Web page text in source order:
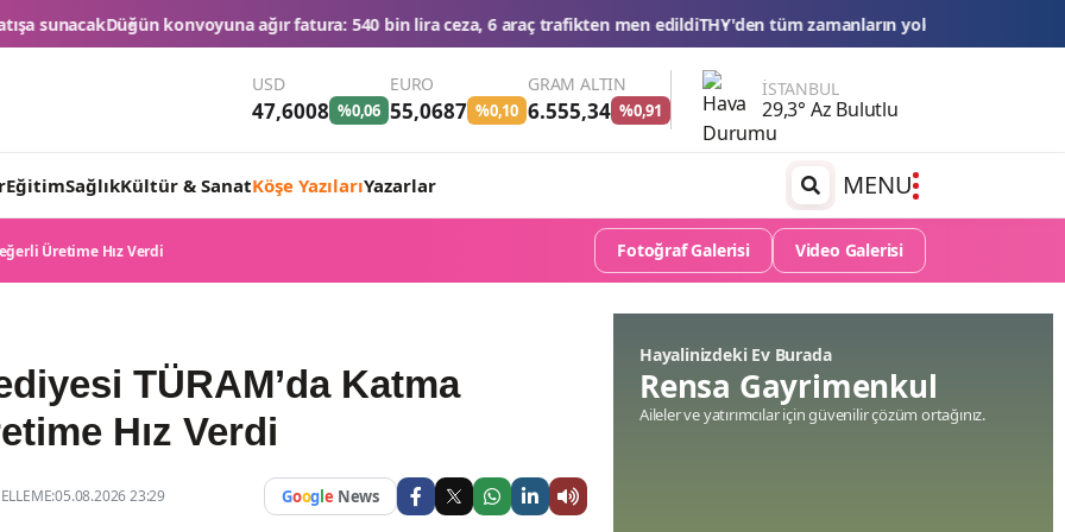
ağır fatura: 540 bin lira ceza, 6 araç trafikten men edildiTHY'den tüm zamanların yolcu ve uçuş rekoruEsnaf kredilerinde limit ve
USD
47,6008 %0,06
EURO
55,0687 %0,10
GRAM ALTIN
6.555,34 %0,91
İSTANBUL
29,3° Az Bulutlu
EğitimSağlıkKültür & SanatKöşe YazılarıYazarlar MENU
Üretime Hız Verdi Fotoğraf Galerisi Video Galerisi
TÜRAM’da Katma
Hız Verdi
23:29 Google News
Hayalinizdeki Ev Burada
Rensa Gayrimenkul
Aileler ve yatırımcılar için güvenilir çözüm ortağınız.